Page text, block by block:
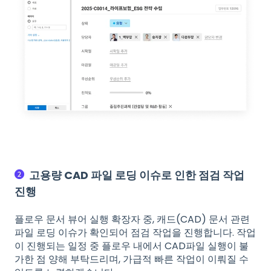
고용량 CAD 파일 로딩 이슈로 인한 점검 작업
진행
플로우 문서 뷰어 실행 확장자 중, 캐드(CAD) 문서 관련
파일 로딩 이슈가 확인되어 점검 작업을 진행합니다. 작업
이 진행되는 일정 중 플로우 내에서 CAD파일 실행이 불
가한 점 양해 부탁드리며, 가급적 빠른 작업이 이뤄질 수